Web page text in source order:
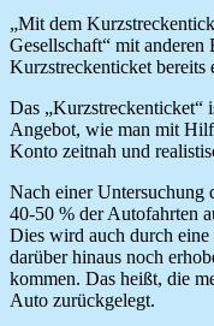
„Mit dem
Gesellschaft“ mit anderen
Kurzstreckenticket bereits
Das „Kurzstreckenticket“
Angebot, wie man mit
Konto zeitnah und
Nach einer Untersuchung
40-50 % der Autofahrten
Dies wird auch durch eine
darüber hinaus noch
kommen. Das heißt, die
Auto zurückgelegt.